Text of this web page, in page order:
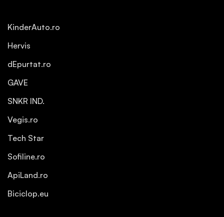
KinderAuto.ro
Hervis
dEpurtat.ro
GAVE
SNKR IND.
Vegis.ro
Tech Star
Sofiline.ro
ApiLand.ro
Biciclop.eu